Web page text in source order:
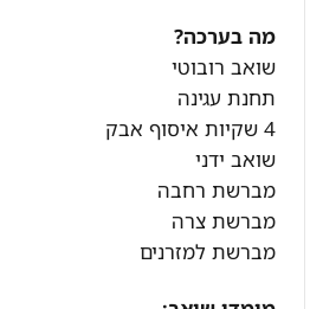
מה בערכה?
שואב רובוטי
תחנת עגינה
4 שקיות איסוף אבק
שואב ידני
מברשת רחבה
מברשת צרה
מברשת למזרנים